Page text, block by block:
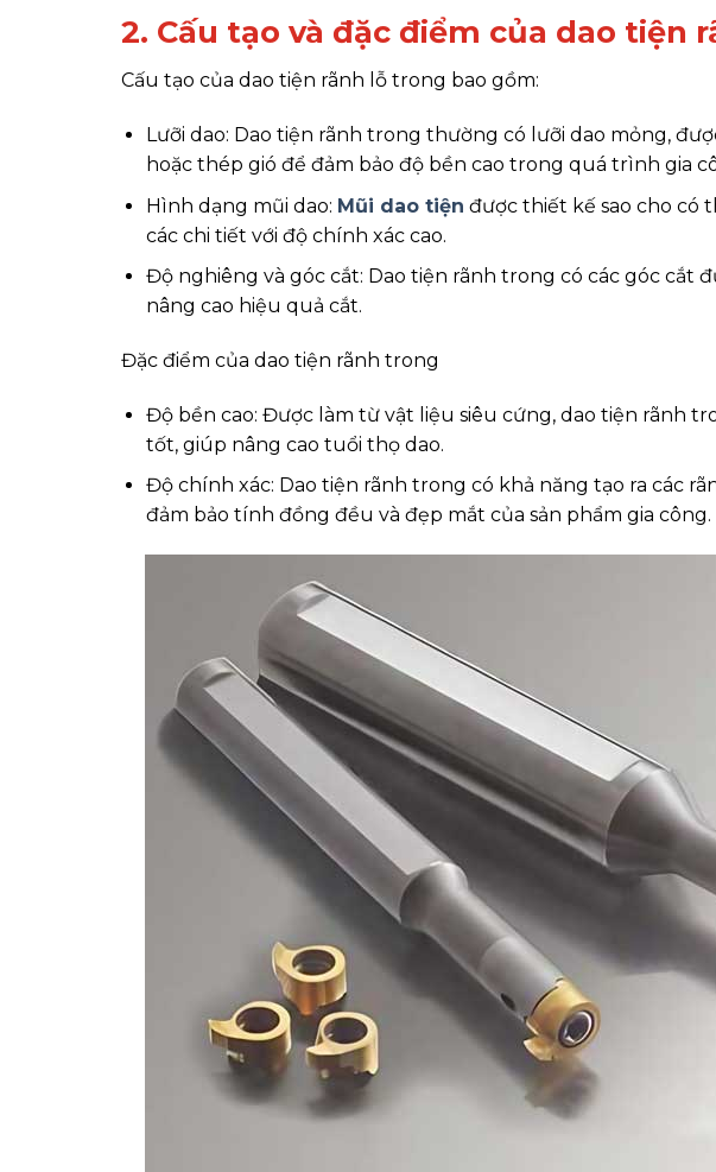
2. Cấu tạo và đặc điểm của dao tiện
Cấu tạo của dao tiện rãnh lỗ trong bao gồm:
Lưỡi dao: Dao tiện rãnh trong thường có lưỡi dao mỏng,
hoặc thép gió để đảm bảo độ bền cao trong quá trình gia
Hình dạng mũi dao: Mũi dao tiện được thiết kế sao cho có
các chi tiết với độ chính xác cao.
Độ nghiêng và góc cắt: Dao tiện rãnh trong có các góc cắt
nâng cao hiệu quả cắt.
Đặc điểm của dao tiện rãnh trong
Độ bền cao: Được làm từ vật liệu siêu cứng, dao tiện rãnh
tốt, giúp nâng cao tuổi thọ dao.
Độ chính xác: Dao tiện rãnh trong có khả năng tạo ra các
đảm bảo tính đồng đều và đẹp mắt của sản phẩm gia công.